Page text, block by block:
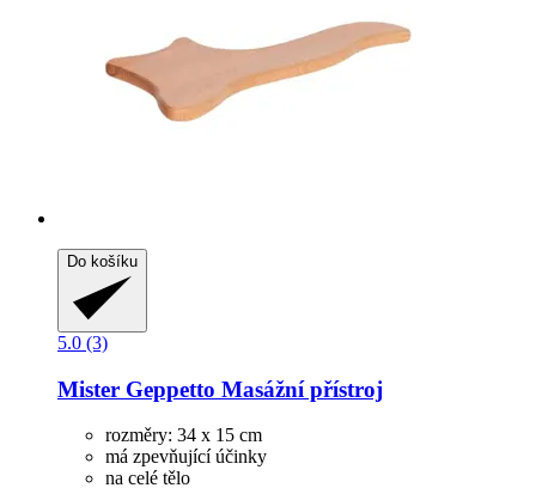
Do košíku
5.0 (3)
Mister Geppetto Masážní přístroj
rozměry: 34 x 15 cm
má zpevňující účinky
na celé tělo